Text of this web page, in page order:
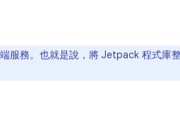
服務。也就是說，將 Jetpack 程式庫